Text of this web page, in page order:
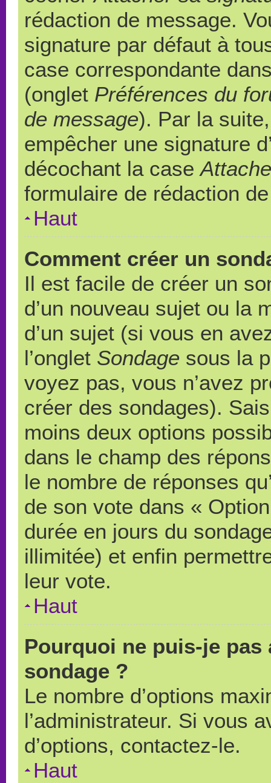
rédaction de message.
signature par défaut à
case correspondante
(onglet Préférences du
de message). Par la
empêcher une signature
décochant la case
formulaire de rédaction
Haut
Comment créer un
Il est facile de créer un
d’un nouveau sujet ou la
d’un sujet (si vous en
l’onglet Sondage sous la
voyez pas, vous n’avez
créer des sondages).
moins deux options
dans le champ des
le nombre de réponses
de son vote dans «
durée en jours du
illimitée) et enfin
leur vote.
Haut
Pourquoi ne puis-je
sondage ?
Le nombre d’options
l’administrateur. Si vous
d’options, contactez-le.
Haut